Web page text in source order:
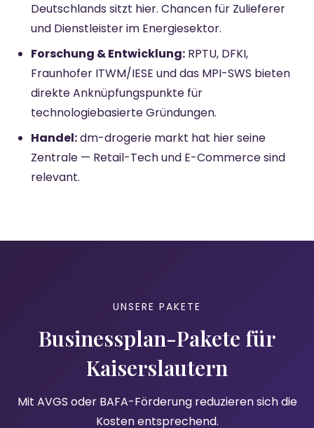
Deutschlands sitzt hier. Chancen für Zulieferer
und Dienstleister im Energiesektor.
Forschung & Entwicklung: RPTU, DFKI,
Fraunhofer ITWM/IESE und das MPI-SWS bieten
direkte Anknüpfungspunkte für
technologiebasierte Gründungen.
Handel:dm-drogerie markt hat hier seine
Zentrale — Retail-Tech und E-Commerce sind
relevant.
UNSERE PAKETE
Businessplan-Pakete für
Kaiserslautern
Mit AVGS oder BAFA-Förderung reduzieren sich die
Kosten entsprechend.